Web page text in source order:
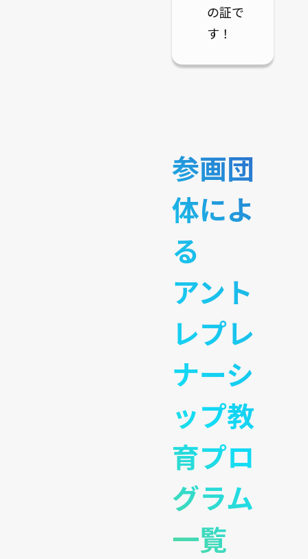
の証で
す！
参画団
体によ
る
アント
レプレ
ナーシ
ップ教
育プロ
グラム
一覧